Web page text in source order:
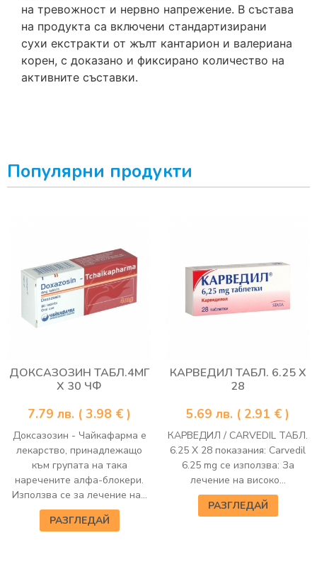
на тревожност и нервно напрежение. В състава
на продукта са включени стандартизирани
сухи екстракти от жълт кантарион и валериана
корен, с доказано и фиксирано количество на
активните съставки.
Популярни продукти
ДОКСАЗОЗИН ТАБЛ.4МГ
Х 30 ЧФ
7.79 лв. ( 3.98 € )
Доксазозин - Чайкафарма е
лекарство, принадлежащо
към групата на така
наречените алфа-блокери.
Използва се за лечение на...
РАЗГЛЕДАЙ
КАРВЕДИЛ ТАБЛ. 6.25 Х
28
5.69 лв. ( 2.91 € )
КАРВЕДИЛ / CARVEDIL ТАБЛ.
6.25 Х 28 показания: Carvedil
6.25 mg се използва: За
лечение на високо...
РАЗГЛЕДАЙ